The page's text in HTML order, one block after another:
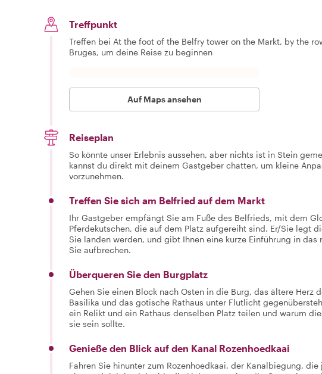
Treffpunkt
Treffen bei At the foot of the Belfry tower on the Markt, by the
Bruges, um deine Reise zu beginnen
Auf Maps ansehen
Reiseplan
So könnte unser Erlebnis aussehen, aber nichts ist in Stein
kannst du direkt mit deinem Gastgeber chatten, um kleine
vorzunehmen.
Treffen Sie sich am Belfried auf dem Markt
Ihr Gastgeber empfängt Sie am Fuße des Belfrieds, mit dem
Pferdekutschen, die auf dem Platz aufgereiht sind. Er/Sie legt
Sie landen werden, und gibt Ihnen eine kurze Einführung in
Sie aufbrechen.
Überqueren Sie den Burgplatz
Gehen Sie einen Block nach Osten in die Burg, das ältere Herz
Basilika und das gotische Rathaus unter Flutlicht
ein Relikt und ein Rathaus denselben Platz teilen und warum
sie sein sollte.
Genieße den Blick auf den Kanal Rozenhoedkaai
Fahren Sie hinunter zum Rozenhoedkaai, der Kanalbiegung,